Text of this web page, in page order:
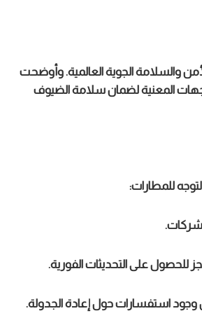
والسلامة الجوية العالمية. وأوضحت
المعنية لضمان سلامة الضيوف
للمطارات:
للحصول على التحديثات الفورية.
وجود استفسارات حول إعادة الجدولة.